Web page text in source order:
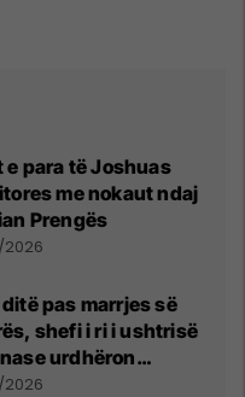
e para të Joshuas
me nokaut ndaj
Prengës
ditë pas marrjes së
shefi i ri i ushtrisë
urdhëron
të madh